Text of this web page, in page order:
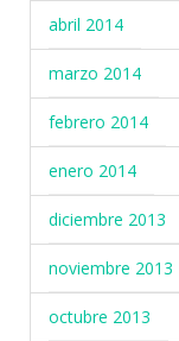
abril 2014
marzo 2014
febrero 2014
enero 2014
diciembre 2013
noviembre 2013
octubre 2013